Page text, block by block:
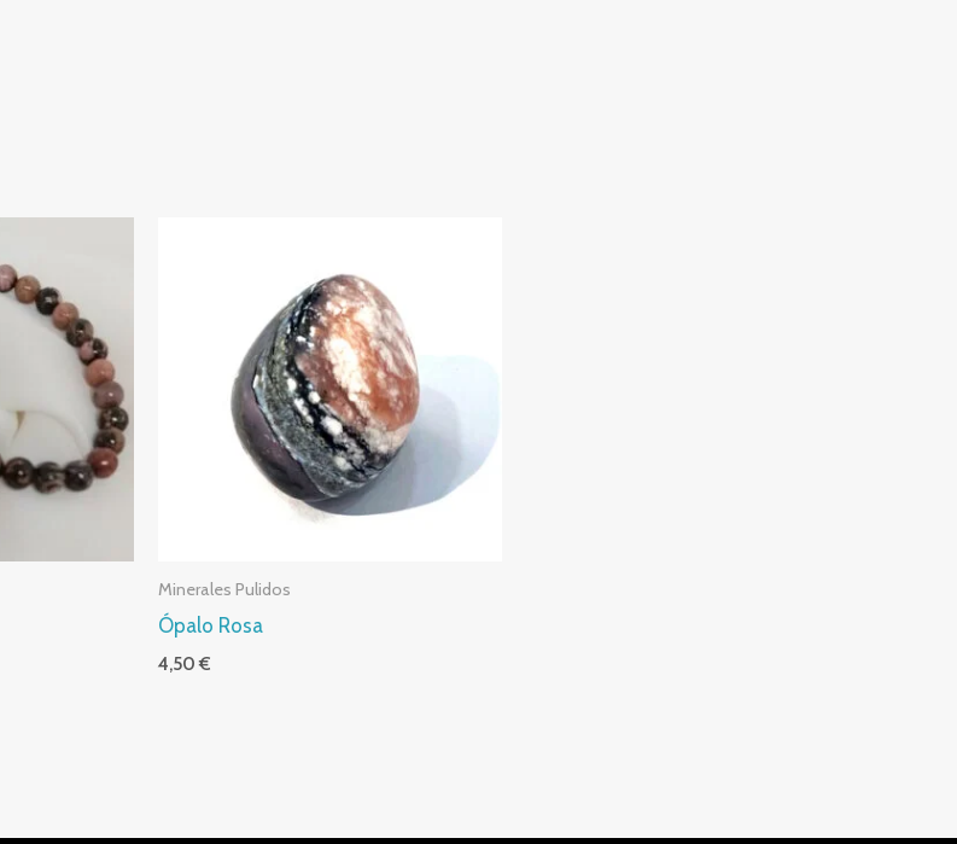
Minerales Pulidos
Ópalo Rosa
4,50€